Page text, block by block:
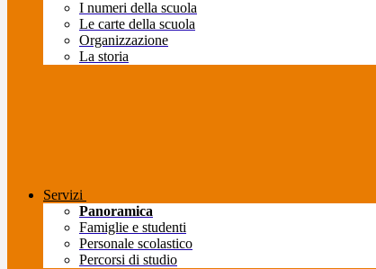
I numeri della scuola
Le carte della scuola
Organizzazione
La storia
Servizi
Panoramica
Famiglie e studenti
Personale scolastico
Percorsi di studio